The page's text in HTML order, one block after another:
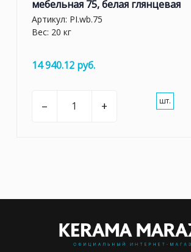
мебельная 75, белая глянцевая
Артикул: PI.wb.75
Вес: 20 кг
14 940.12 руб.
– + шт.